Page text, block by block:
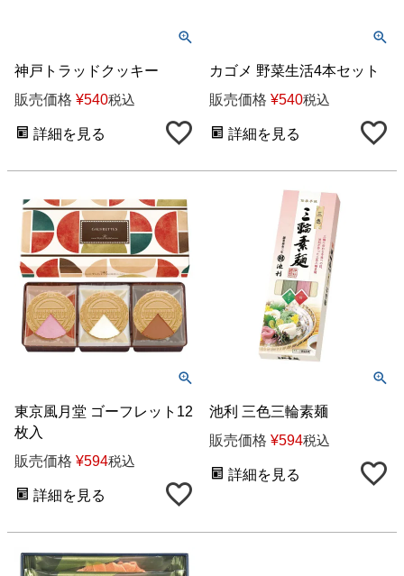
神戸トラッドクッキー
販売価格 ¥540税込
詳細を見る
カゴメ 野菜生活4本セット
販売価格 ¥540税込
詳細を見る
東京風月堂 ゴーフレット12
枚入
販売価格 ¥594税込
詳細を見る
池利 三色三輪素麺
販売価格 ¥594税込
詳細を見る